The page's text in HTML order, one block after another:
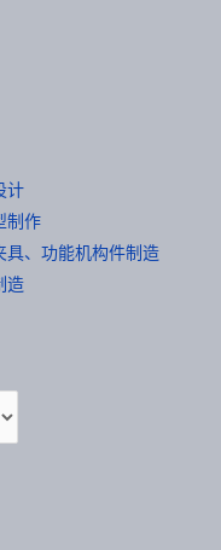
计
制作
具、功能机构件制造
造